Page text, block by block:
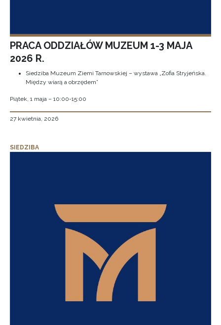
PRACA ODDZIAŁÓW MUZEUM 1-3 MAJA
2026 R.
Siedziba Muzeum Ziemi Tarnowskiej – wystawa „Zofia Stryjeńska.
Między wiarą a obrzędem”
Piątek, 1 maja – 10:00-15:00
27 kwietnia, 2026
SIEDZIBA